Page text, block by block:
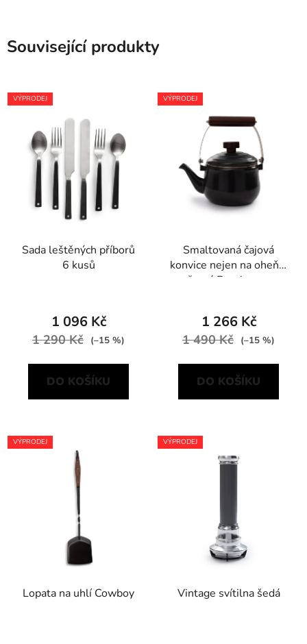
Související produkty
VÝPRODEJ
Sada leštěných příborů
6 kusů
1 096 Kč
1 290 Kč (–15 %)
DO KOŠÍKU
VÝPRODEJ
Smaltovaná čajová
konvice nejen na oheň –
černá Barebones
1 266 Kč
1 490 Kč (–15 %)
DO KOŠÍKU
VÝPRODEJ
Lopata na uhlí Cowboy
VÝPRODEJ
Vintage svítilna šedá